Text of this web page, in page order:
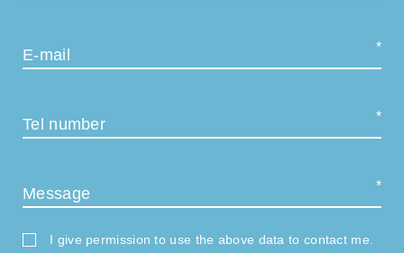
E-mail
Tel number
Message
I give permission to use the above data to contact me.